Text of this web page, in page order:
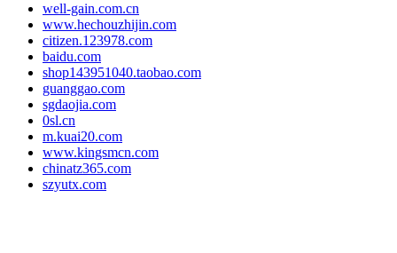
well-gain.com.cn
www.hechouzhijin.com
citizen.123978.com
baidu.com
shop143951040.taobao.com
guanggao.com
sgdaojia.com
0sl.cn
m.kuai20.com
www.kingsmcn.com
chinatz365.com
szyutx.com